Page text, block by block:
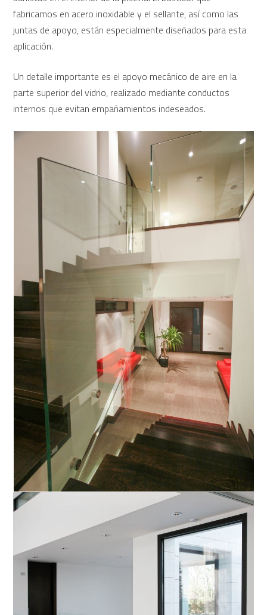
fabricamos en acero inoxidable y el sellante, así como las
juntas de apoyo, están especialmente diseñados para esta
aplicación.
Un detalle importante es el apoyo mecánico de aire en la
parte superior del vidrio, realizado mediante conductos
internos que evitan empañamientos indeseados.